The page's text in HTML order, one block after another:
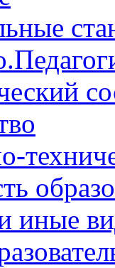
иные